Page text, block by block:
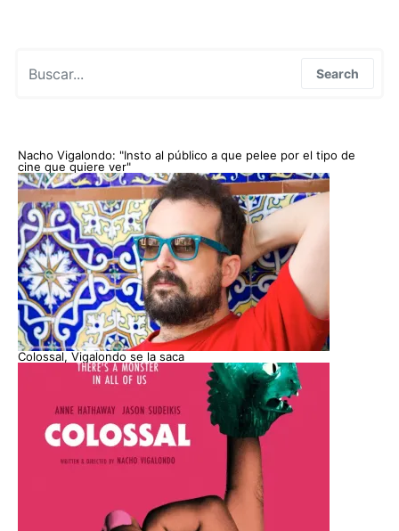
Search
Nacho Vigalondo: "Insto al público a que pelee por el tipo de
cine que quiere ver"
Colossal, Vigalondo se la saca